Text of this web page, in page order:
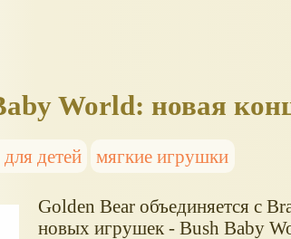
World: новая
детей мягкие игрушки
Golden Bear объединяется с
новых игрушек - Bush Baby